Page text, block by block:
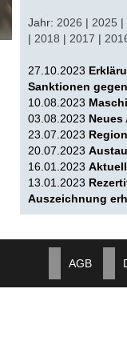
Jahr: 2026 | 2025 |
| 2018 | 2017 |
27.10.2023
Sanktionen
10.08.2023
03.08.2023
23.07.2023
20.07.2023
16.01.2023
13.01.2023
Auszeichnung
AGB